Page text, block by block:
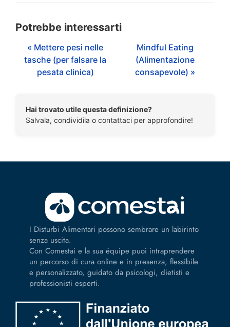
Potrebbe interessarti
« Mettere pesi nelle
tasche (per falsare la
pesata clinica)
Mindful Eating
(Alimentazione
consapevole) »
Hai trovato utile questa definizione?
Salvala, condividila o contattaci per approfondire!
I Disturbi Alimentari possono sembrare un labirinto
senza uscita.
Con Comestai e la sua équipe puoi intraprendere
un percorso di cura online e in presenza, flessibile
e personalizzato, guidato da psicologi, dietisti e
professionisti esperti.